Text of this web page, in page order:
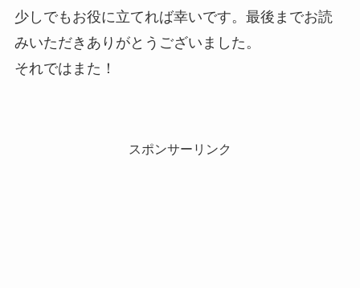
少しでもお役に立てれば幸いです。最後までお読
みいただきありがとうございました。
それではまた！
スポンサーリンク